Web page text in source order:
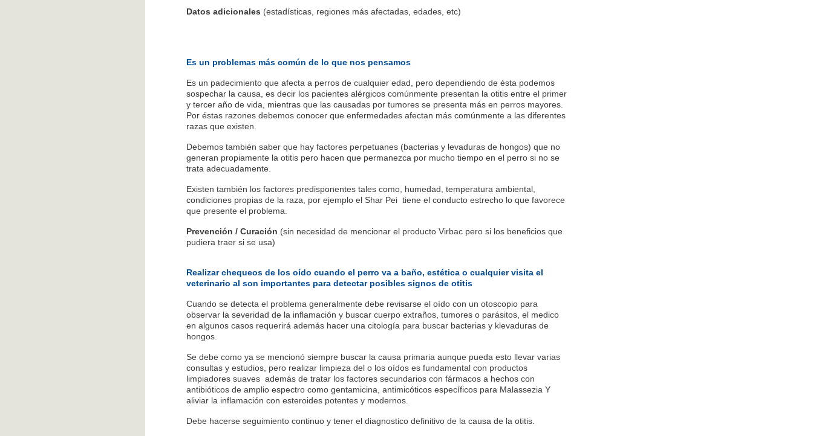
Datos adicionales (estadísticas, regiones más afectadas, edades, etc)
Es un problemas más común de lo que nos pensamos
Es un padecimiento que afecta a perros de cualquier edad, pero dependiendo de ésta podemos
sospechar la causa, es decir los pacientes alérgicos comúnmente presentan la otitis entre el primer
y tercer año de vida, mientras que las causadas por tumores se presenta más en perros mayores.
Por éstas razones debemos conocer que enfermedades afectan más comúnmente a las diferentes
razas que existen.
Debemos también saber que hay factores perpetuanes (bacterias y levaduras de hongos) que no
generan propiamente la otitis pero hacen que permanezca por mucho tiempo en el perro si no se
trata adecuadamente.
Existen también los factores predisponentes tales como, humedad, temperatura ambiental,
condiciones propias de la raza, por ejemplo el Shar Pei tiene el conducto estrecho lo que favorece
que presente el problema.
Prevención / Curación (sin necesidad de mencionar el producto Virbac pero si los beneficios que
pudiera traer si se usa)
Realizar chequeos de los oído cuando el perro va a baño, estética o cualquier visita el
veterinario al son importantes para detectar posibles signos de otitis
Cuando se detecta el problema generalmente debe revisarse el oído con un otoscopio para
observar la severidad de la inflamación y buscar cuerpo extraños, tumores o parásitos, el medico
en algunos casos requerirá además hacer una citología para buscar bacterias y klevaduras de
hongos.
Se debe como ya se mencionó siempre buscar la causa primaria aunque pueda esto llevar varias
consultas y estudios, pero realizar limpieza del o los oídos es fundamental con productos
limpiadores suaves además de tratar los factores secundarios con fármacos a hechos con
antibióticos de amplio espectro como gentamicina, antimicóticos específicos para Malassezia Y
aliviar la inflamación con esteroides potentes y modernos.
Debe hacerse seguimiento continuo y tener el diagnostico definitivo de la causa de la otitis.